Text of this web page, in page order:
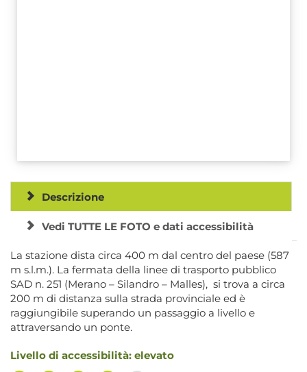
Descrizione
Vedi TUTTE LE FOTO e dati accessibilità
La stazione dista circa 400 m dal centro del paese (587
m s.l.m.). La fermata della linee di trasporto pubblico
SAD n. 251 (Merano – Silandro – Malles), si trova a circa
200 m di distanza sulla strada provinciale ed è
raggiungibile superando un passaggio a livello e
attraversando un ponte.
Livello di accessibilità: elevato